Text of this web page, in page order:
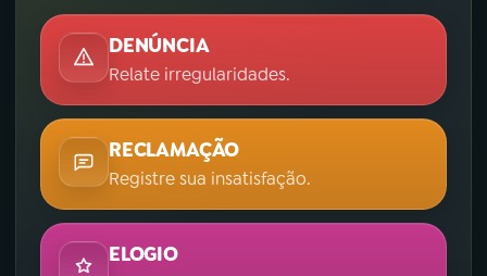
DENÚNCIA
Relate irregularidades.
RECLAMAÇÃO
Registre sua insatisfação.
ELOGIO